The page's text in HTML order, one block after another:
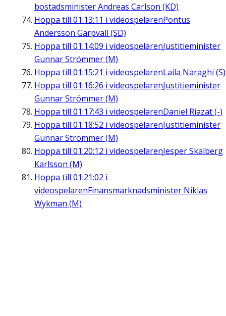
bostadsminister Andreas Carlson (KD)
Hoppa till 01:13:11 i videospelarenPontus
Andersson Garpvall (SD)
Hoppa till 01:14:09 i videospelarenJustitieminister
Gunnar Strömmer (M)
Hoppa till 01:15:21 i videospelarenLaila Naraghi (S)
Hoppa till 01:16:26 i videospelarenJustitieminister
Gunnar Strömmer (M)
Hoppa till 01:17:43 i videospelarenDaniel Riazat (-)
Hoppa till 01:18:52 i videospelarenJustitieminister
Gunnar Strömmer (M)
Hoppa till 01:20:12 i videospelarenJesper Skalberg
Karlsson (M)
Hoppa till 01:21:02 i
videospelarenFinansmarknadsminister Niklas
Wykman (M)